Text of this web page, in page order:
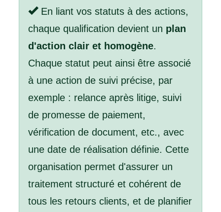
En liant vos statuts à des actions,
chaque qualification devient un plan
d'action clair et homogène.
Chaque statut peut ainsi être associé
à une action de suivi précise, par
exemple : relance après litige, suivi
de promesse de paiement,
vérification de document, etc., avec
une date de réalisation définie. Cette
organisation permet d'assurer un
traitement structuré et cohérent de
tous les retours clients, et de planifier